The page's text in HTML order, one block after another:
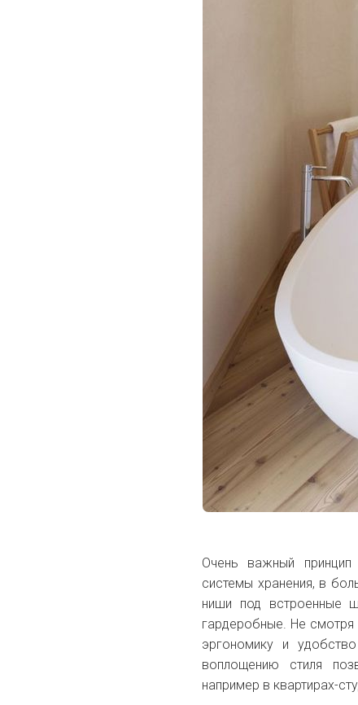
Очень важный
системы хранения, в
ниши под встроенные
гардеробные. Не смотря
эргономику и
воплощению стиля
например в квартирах-